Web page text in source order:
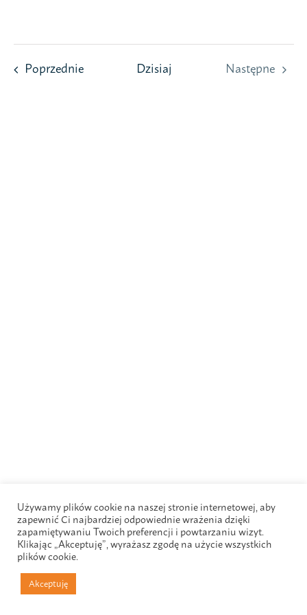
PoprzednieWydarzeniaDzisiaj
Następne
Używamy plików cookie na naszej stronie internetowej, aby
zapewnić Ci najbardziej odpowiednie wrażenia dzięki
zapamiętywaniu Twoich preferencji i powtarzaniu wizyt.
Klikając „Akceptuję”, wyrażasz zgodę na użycie wszystkich
plików cookie.
Akceptuję